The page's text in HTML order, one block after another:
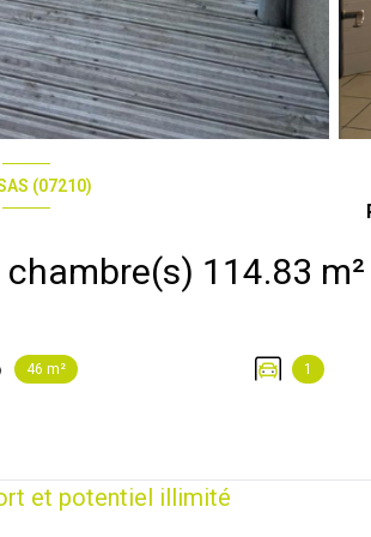
(07210)
Maison 5 pièce(s) 4 chambre(s) 114.83 m²
46 m² 1
et potentiel illimité